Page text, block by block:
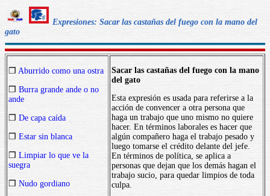
Expresiones: Sacar las castañas del fuego con la mano del
gato
❒ Aburrido como una ostra
❒ Burra grande ande o no
ande
❒ De capa caída
❒ Estar sin blanca
❒ Limpiar lo que ve la
suegra
❒ Nudo gordiano
Sacar las castañas del fuego con la mano
del gato
Esta expresión es usada para referirse a la
acción de convencer a otra persona que
haga un trabajo que uno mismo no quiere
hacer. En términos laborales es hacer que
algún compañero haga el trabajo pesado y
luego tomarse el crédito delante del jefe.
En términos de política, se aplica a
personas que dejan que los demás hagan el
trabajo sucio, para quedar limpios de toda
culpa.